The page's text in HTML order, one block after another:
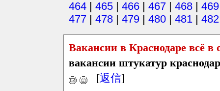
464 | 465 | 466 | 467 | 468 | 469
477 | 478 | 479 | 480 | 481 | 482
Вакансии в Краснодаре всё
вакансии штукатур краснодар
[返信]